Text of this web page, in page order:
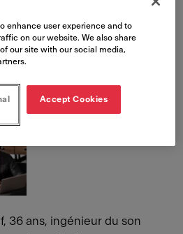
36 ans, ingénieur du son
enhance user experience and to
on our website. We also share
our site with our social media,
Accept Cookies